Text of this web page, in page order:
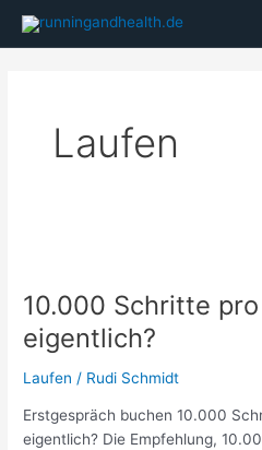
Inhalt
Laufen
10.000 Schritte pro
eigentlich?
Laufen / Rudi Schmidt
Erstgespräch buchen 10.000
eigentlich? Die Empfehlung,
pro
Tag!
Warum
eigentlich?